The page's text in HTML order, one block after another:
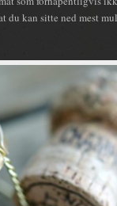
du kan sitte ned mest